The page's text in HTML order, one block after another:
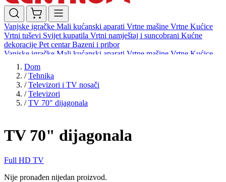
Vanjske igračke Mali kućanski aparati Vrtne mašine Vrtne Kućice
Vrtni tuševi Svijet kupatila Vrtni namještaj i suncobrani Kućne
dekoracije Pet centarBazeni i pribor
Vanjske igračke Mali kućanski aparati Vrtne mašine Vrtne Kućice
Vrtni tuševi
dekoracijePet centar
Dom
/ Tehnika
/ Televizori i TV nosači
/ Televizori
/ TV 70" dijagonala
TV 70" dijagonala
Full HD TV
Nije pronađen nijedan proizvod.